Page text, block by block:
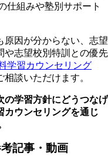
仕組みや塾別サポート
原因が分からない、志望
や志望校別特訓との優先
学習カウンセリング
談いただけます。
の学習方針にどうつなげ
カウンセリングを通じ
記事・動画